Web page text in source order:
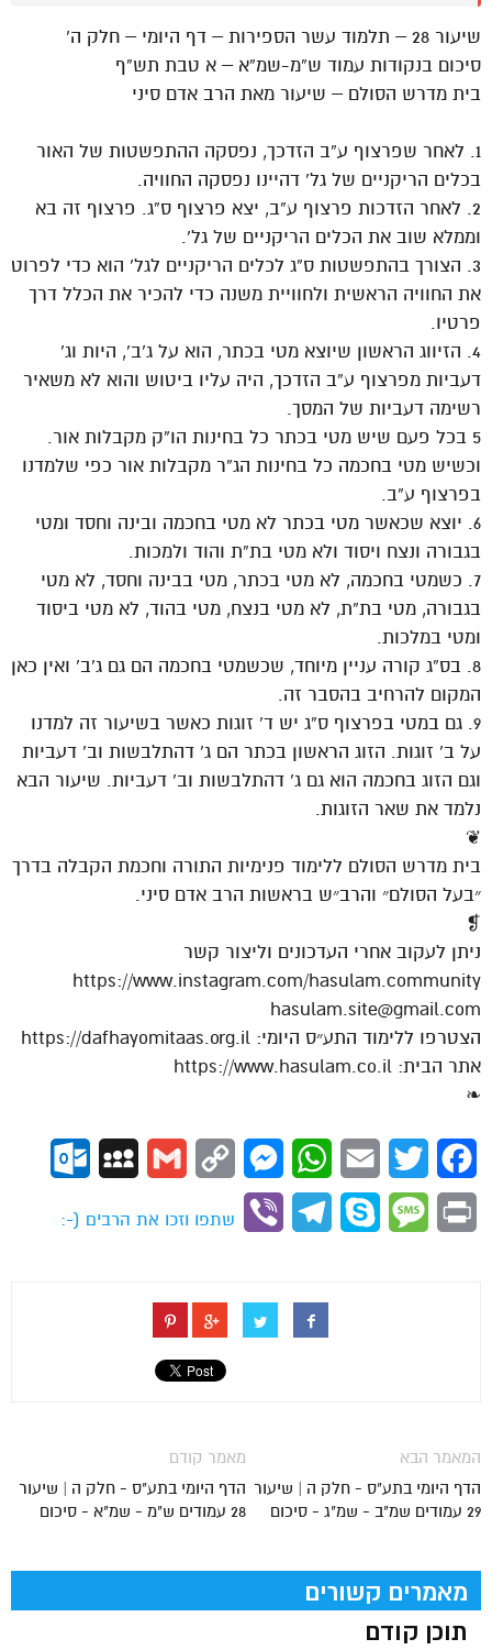
שיעור 28 – תלמוד עשר הספירות – דף היומי – חלק ה’
סיכום בנקודות עמוד ש”מ-שמ”א – א טבת תש”ף
בית מדרש הסולם – שיעור מאת הרב אדם סיני
1. לאחר שפרצוף ע”ב הזדכך, נפסקה ההתפשטות של האור
בכלים הריקניים של גל’ דהיינו נפסקה החוויה.
2. לאחר הזדכות פרצוף ע”ב, יצא פרצוף ס”ג. פרצוף זה בא
וממלא שוב את הכלים הריקניים של גל’.
3. הצורך בהתפשטות ס”ג לכלים הריקניים לגל’ הוא כדי לפרוט
את החוויה הראשית ולחוויית משנה כדי להכיר את הכלל דרך
פרטיו.
4. הזיווג הראשון שיוצא מטי בכתר, הוא על ג’ב’, היות וג’
דעביות מפרצוף ע”ב הזדכך, היה עליו ביטוש והוא לא משאיר
רשימה דעביות של המסך.
5 בכל פעם שיש מטי בכתר כל בחינות הו”ק מקבלות אור.
וכשיש מטי בחכמה כל בחינות הג”ר מקבלות אור כפי שלמדנו
בפרצוף ע”ב.
6. יוצא שכאשר מטי בכתר לא מטי בחכמה ובינה וחסד ומטי
בגבורה ונצח ויסוד ולא מטי בת”ת והוד ולמכות.
7. כשמטי בחכמה, לא מטי בכתר, מטי בבינה וחסד, לא מטי
בגבורה, מטי בת”ת, לא מטי בנצח, מטי בהוד, לא מטי ביסוד
ומטי במלכות.
8. בס”ג קורה עניין מיוחד, שכשמטי בחכמה הם גם ג’ב’ ואין כאן
המקום להרחיב בהסבר זה.
9. גם במטי בפרצוף ס”ג יש ד’ זוגות כאשר בשיעור זה למדנו
על ב’ זוגות. הזוג הראשון בכתר הם ג’ דהתלבשות וב’ דעביות
וגם הזוג בחכמה הוא גם ג’ דהתלבשות וב’ דעביות. שיעור הבא
נלמד את שאר הזוגות.
❦
בית מדרש הסולם ללימוד פנימיות התורה וחכמת הקבלה בדרך
״בעל הסולם״ והרב״ש בראשות הרב אדם סיני.
❡
ניתן לעקוב אחרי העדכונים וליצור קשר
https://www.instagram.com/hasulam.community
hasulam.site@gmail.com
הצטרפו ללימוד התע״ס היומי: https://dafhayomitaas.org.il
אתר הבית: https://www.hasulam.co.il
❧
Facebook
Twitter
Email
WhatsApp
Messenger
Copy
Gmail
MySpace
Print
Message
Skype
Telegram
Viber
שתפו וזכו את הרבים (-:
מאמר קודם
הדף היומי בתע"ס - חלק ה | שיעור
28 עמודים ש"מ - שמ"א - סיכום
המאמר הבא
הדף היומי בתע"ס - חלק ה | שיעור
29 עמודים שמ"ב - שמ"ג - סיכום
מאמרים קשורים
תוכן קודם